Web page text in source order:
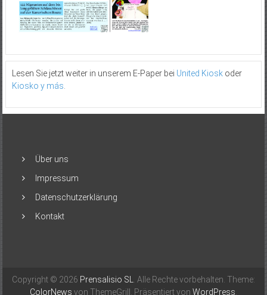
Lesen Sie jetzt weiter in unserem E-Paper bei United Kioskoder
Kiosko y más
Über uns
Impressum
Datenschutzerklärung
Kontakt
Copyright © 2026 Prensalisio SL
. Alle Rechte vorbehalten. Theme:
ColorNews von ThemeGrill. Präsentiert von WordPress